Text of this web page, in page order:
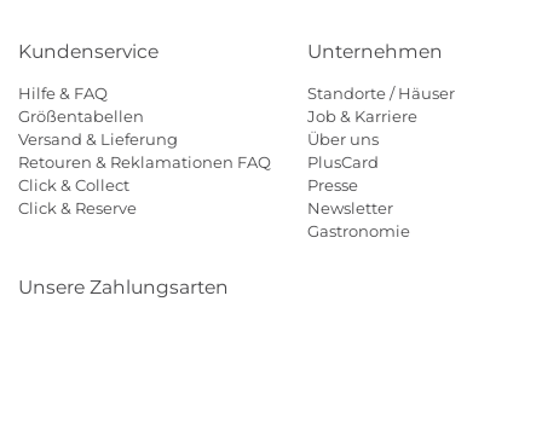
Kundenservice
Hilfe & FAQ
Größentabellen
Versand & Lieferung
Retouren & Reklamationen FAQ
Click & Collect
Click & Reserve
Unternehmen
Standorte / Häuser
Job & Karriere
Über uns
PlusCard
Presse
Newsletter
Gastronomie
Unsere Zahlungsarten